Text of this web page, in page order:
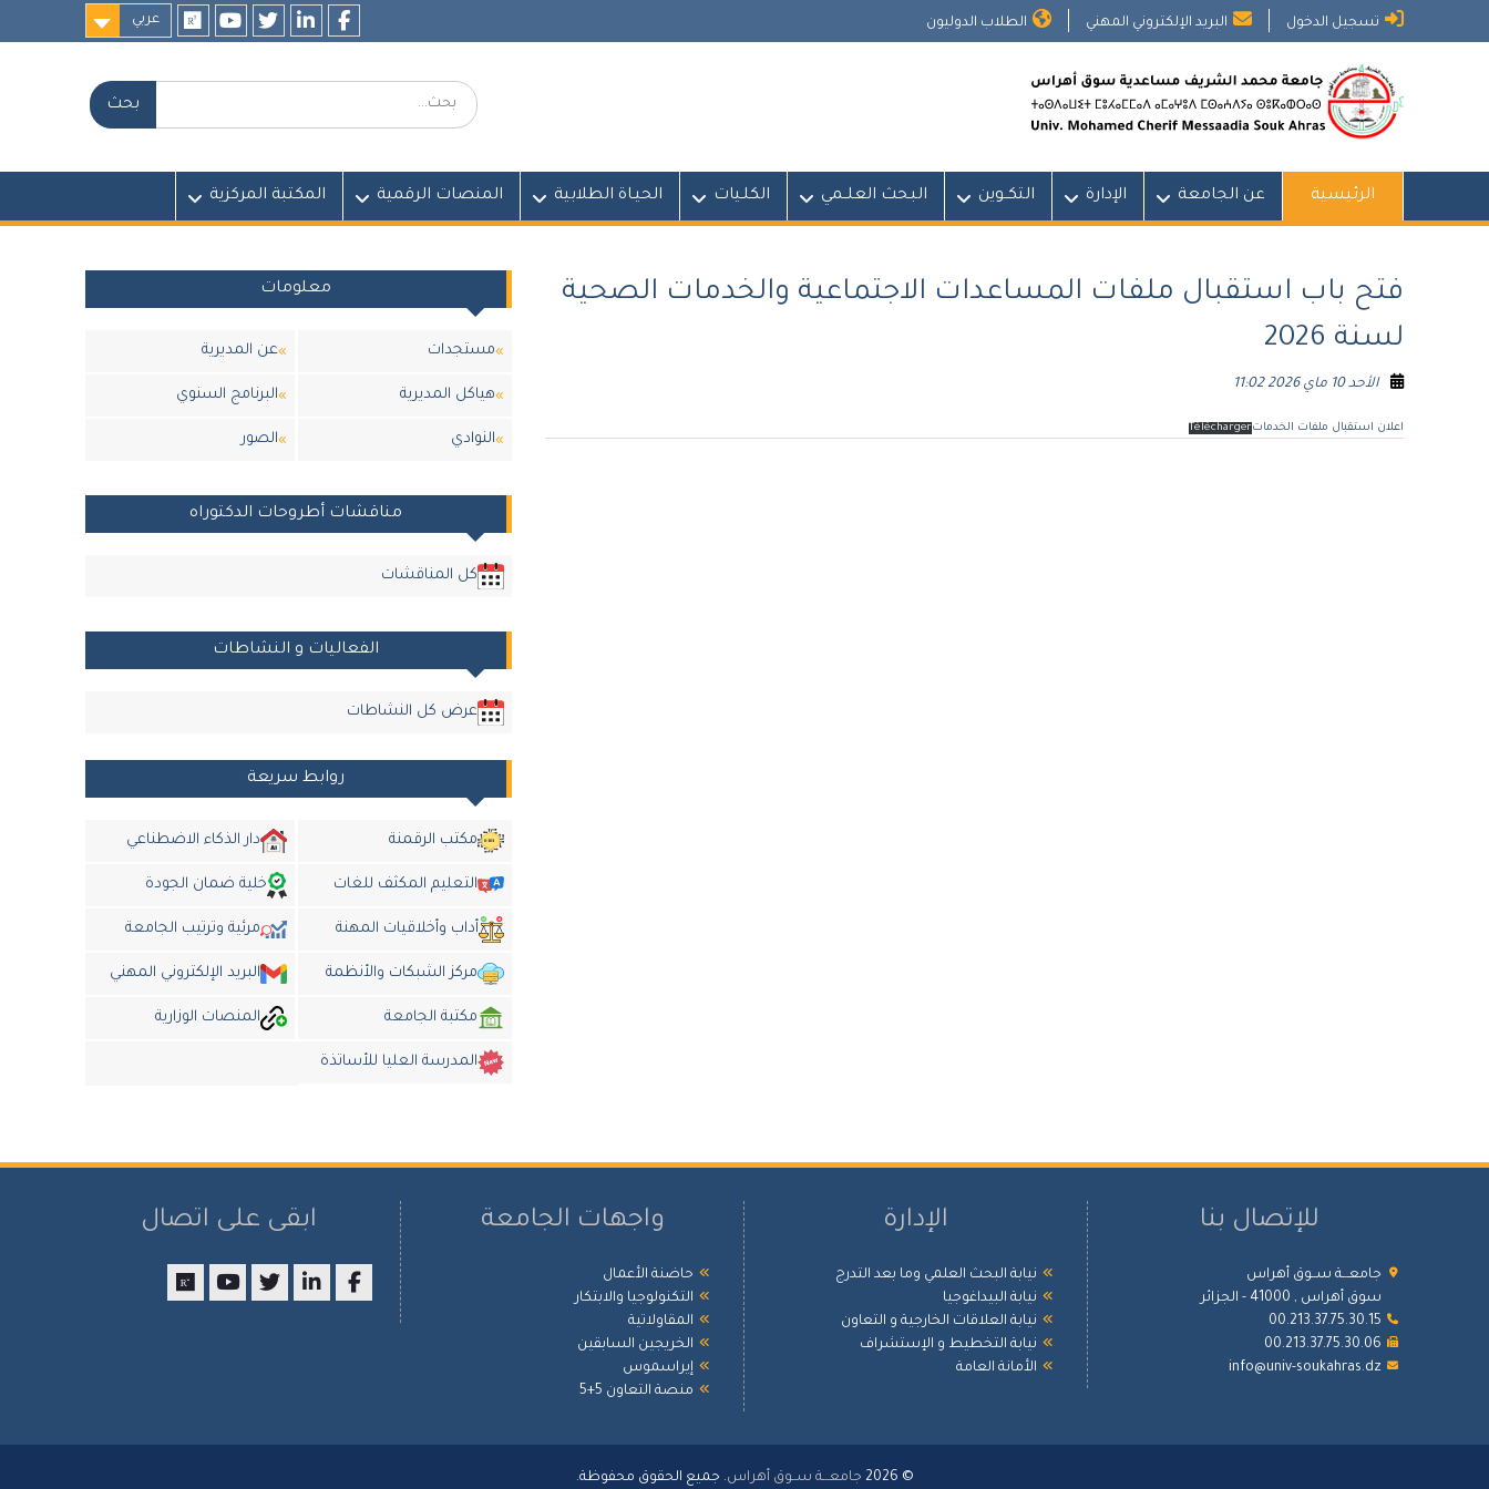
تسجيل الدخول البريد الإلكتروني المهني الطلاب الدوليون
عربي
بحث:
الرئيسية عن الجامعة الإدارة التكــوين البـحث العلــمي الكلـيات الحيـاة الطلابية المنصات الرقمية المكتبة المركزية
فتح باب استقبال ملفات المساعدات الاجتماعية والخدمات الصحية
لسنة 2026
الأحد 10 ماي 2026 11:02
اعلان استقبال ملفات الخدماتTélécharger
معلومات
مستجدات عن المديرية
هياكل المديرية البرنامج السنوي
النوادي الصور
مناقشات أطروحات الدكتوراه
كل المناقشات
الفعاليات و النشاطات
عرض كل النشاطات
روابط سريعة
مكتب الرقمنة دار الذكاء الاضطناعي
التعليم المكثف للغات خلية ضمان الجودة
أداب وأخلاقيات المهنة مرئية وترتيب الجامعة
مركز الشبكات والأنظمة البريد الإلكتروني المهني
مكتبة الجامعة المنصات الوزارية
المدرسة العليا للأساتذة
للإتصال بنا
جامعـــة ســوق أهراس
سوق أهراس , 41000 - الجزائر
00.213.37.75.30.15
00.213.37.75.30.06
info@univ-soukahras.dz
الإدارة
نيابة البحث العلمي وما بعد التدرج
نيابة البيداغوجيا
نيابة العلاقات الخارجية و التعاون
نيابة التخطيط و الإستشراف
الأمانة العامة
واجهات الجامعة
حاضنة الأعمال
التكنولوجيا والابتكار
المقاولاتية
الخريجين السابقين
إيراسموس
منصة التعاون 5+5
ابقى على اتصال
© 2026 جامعـــة ســوق أهراس. جميع الحقوق محفوظة.